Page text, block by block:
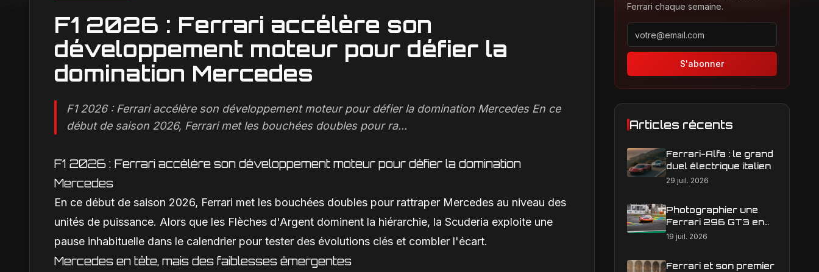
F1 2026 : Ferrari accélère son
développement moteur pour défier la
domination Mercedes
F1 2026 : Ferrari accélère son développement moteur pour défier la domination Mercedes En ce
début de saison 2026, Ferrari met les bouchées doubles pour ra...
F1 2026 : Ferrari accélère son développement moteur pour défier la domination
Mercedes
En ce début de saison 2026, Ferrari met les bouchées doubles pour rattraper Mercedes au niveau des
unités de puissance. Alors que les Flèches d'Argent dominent la hiérarchie, la Scuderia exploite une
pause inhabituelle dans le calendrier pour tester des évolutions clés et combler l'écart.
Mercedes en tête, mais des faiblesses émergentes
Ferrari chaque semaine.
Adresse email pour la newsletter
S'abonner
Articles récents
Ferrari-Alfa : le grand
duel électrique italien
29 juil. 2026
Photographier une
Ferrari 296 GT3 en
action : construire une
19 juil. 2026
Ferrari et son premier